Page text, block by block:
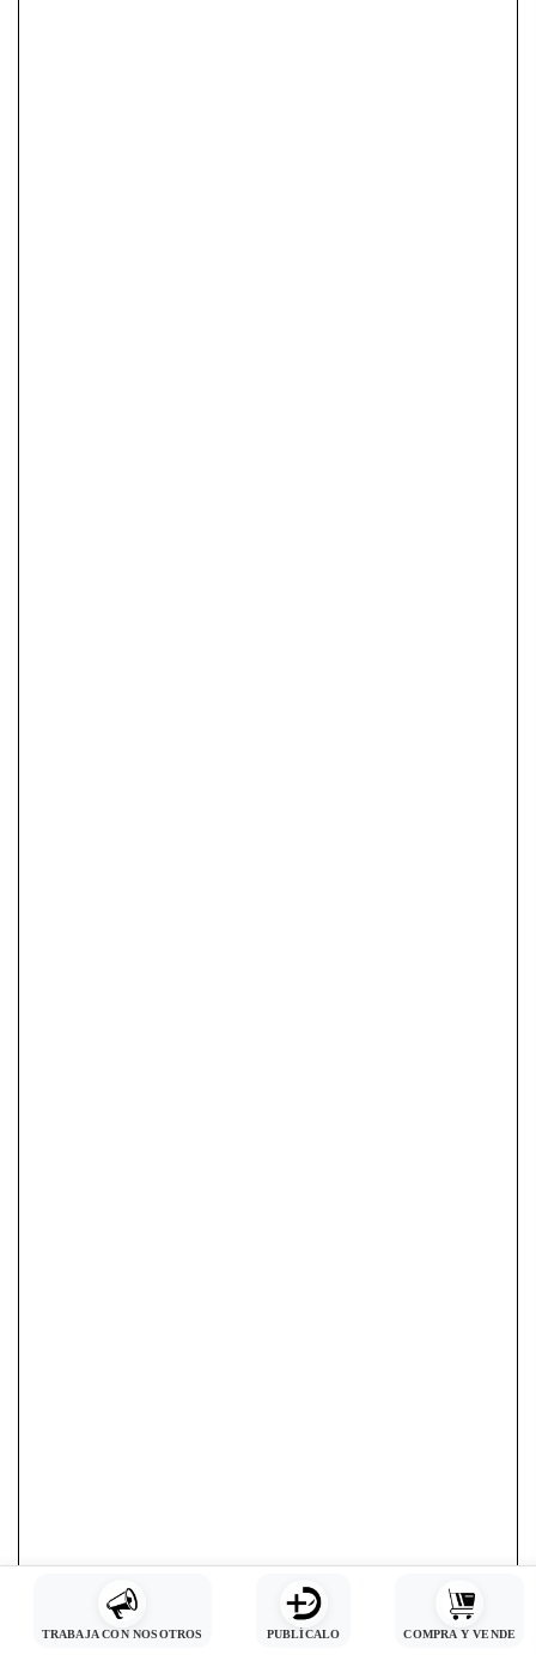
TRABAJA CON NOSOTROS PUBLÍCALO COMPRA Y VENDE